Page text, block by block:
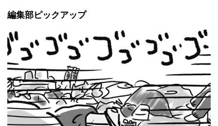
編集部ピックアップ